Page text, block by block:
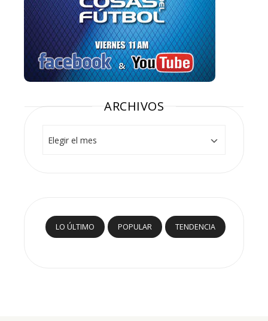
ARCHIVOS
LO ÚLTIMO POPULAR TENDENCIA